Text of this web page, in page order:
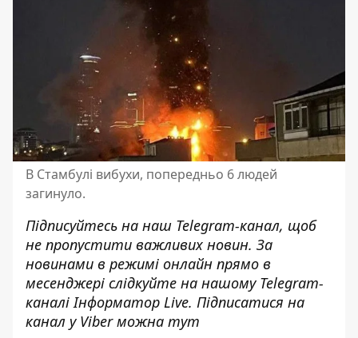
В Стамбулі вибухи, попередньо 6 людей
загинуло.
Підписуйтесь на наш Telegram-канал, щоб
не пропустити важливих новин. За
новинами в режимі онлайн прямо в
месенджері слідкуйте на нашому Telegram-
каналіІнформатор Live. Підписатися на
канал у Viber можна тут